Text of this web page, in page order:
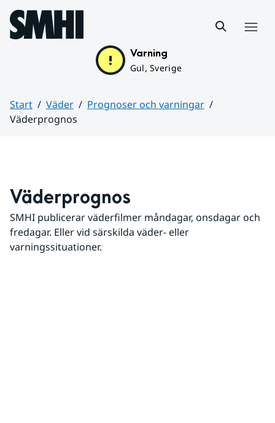
Hoppa till sidans innehåll
Varning
Gul, Sverige
Start Väder
Prognoser och varningar
Väderprognos
Väderprognos
SMHI publicerar väderfilmer måndagar, onsdagar och
fredagar. Eller vid särskilda väder- eller
varningssituationer.